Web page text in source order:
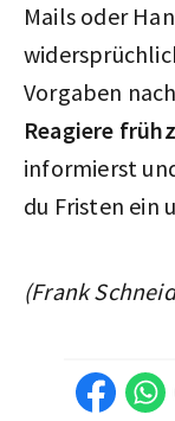
Mails oder
Vorgaben
Reagiere
informierst
du Fristen ein
(Frank